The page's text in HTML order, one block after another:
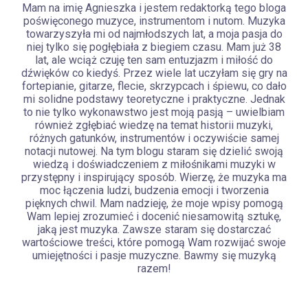
Mam na imię Agnieszka i jestem redaktorką tego bloga
poświęconego muzyce, instrumentom i nutom. Muzyka
towarzyszyła mi od najmłodszych lat, a moja pasja do
niej tylko się pogłębiała z biegiem czasu. Mam już 38
lat, ale wciąż czuję ten sam entuzjazm i miłość do
dźwięków co kiedyś. Przez wiele lat uczyłam się gry na
fortepianie, gitarze, flecie, skrzypcach i śpiewu, co dało
mi solidne podstawy teoretyczne i praktyczne. Jednak
to nie tylko wykonawstwo jest moją pasją – uwielbiam
również zgłębiać wiedzę na temat historii muzyki,
różnych gatunków, instrumentów i oczywiście samej
notacji nutowej. Na tym blogu staram się dzielić swoją
wiedzą i doświadczeniem z miłośnikami muzyki w
przystępny i inspirujący sposób. Wierzę, że muzyka ma
moc łączenia ludzi, budzenia emocji i tworzenia
pięknych chwil. Mam nadzieję, że moje wpisy pomogą
Wam lepiej zrozumieć i docenić niesamowitą sztukę,
jaką jest muzyka. Zawsze staram się dostarczać
wartościowe treści, które pomogą Wam rozwijać swoje
umiejętności i pasje muzyczne. Bawmy się muzyką
razem!